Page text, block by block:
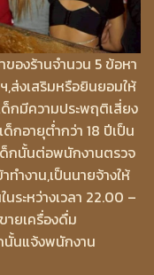
ของร้านจำนวน 5 ข้อหา
ส่งเสริมหรือยินยอมให้
กมีความประพฤติเสี่ยง
กอายุต่ำกว่า 18 ปีเป็น
ด็กนั้นต่อพนักงานตรวจ
ทำงาน,เป็นนายจ้างให้
ระหว่างเวลา 22.00 –
ยเครื่องดื่ม
นั้นแจ้งพนักงาน